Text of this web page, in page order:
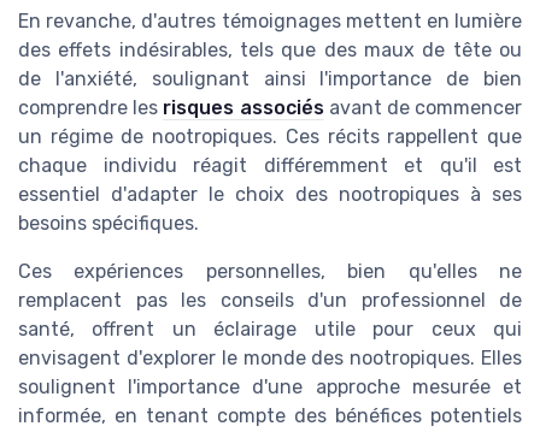
En revanche, d'autres témoignages mettent en lumière
des effets indésirables, tels que des maux de tête ou
de l'anxiété, soulignant ainsi l'importance de bien
comprendre les risques associésavant de commencer
un régime de nootropiques. Ces récits rappellent que
chaque individu réagit différemment et qu'il est
essentiel d'adapter le choix des nootropiques à ses
besoins spécifiques.
Ces expériences personnelles, bien qu'elles ne
remplacent pas les conseils d'un professionnel de
santé, offrent un éclairage utile pour ceux qui
envisagent d'explorer le monde des nootropiques. Elles
soulignent l'importance d'une approche mesurée et
informée, en tenant compte des bénéfices potentiels